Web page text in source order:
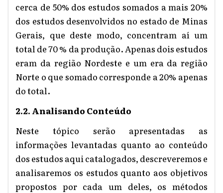
cerca de 50% dos estudos somados a mais 20%
dos estudos desenvolvidos no estado de Minas
Gerais, que deste modo, concentram aí um
total de 70 % da produção. Apenas dois estudos
eram da região Nordeste e um era da região
Norte o que somado corresponde a 20% apenas
do total.
2.2. Analisando Conteúdo
Neste tópico serão apresentadas as
informações levantadas quanto ao conteúdo
dos estudos aqui catalogados, descreveremos e
analisaremos os estudos quanto aos objetivos
propostos por cada um deles, os métodos